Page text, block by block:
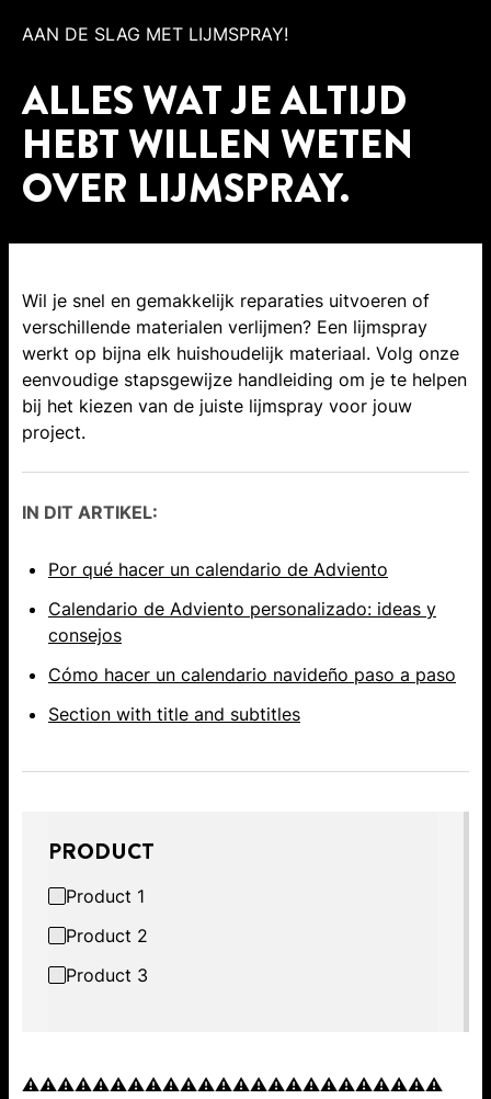
AAN DE SLAG MET LIJMSPRAY!
ALLES WAT JE ALTIJD
HEBT WILLEN WETEN
OVER LIJMSPRAY.
Wil je snel en gemakkelijk reparaties uitvoeren of
verschillende materialen verlijmen? Een lijmspray
werkt op bijna elk huishoudelijk materiaal. Volg onze
eenvoudige stapsgewijze handleiding om je te helpen
bij het kiezen van de juiste lijmspray voor jouw
project.
IN DIT ARTIKEL:
Por qué hacer un calendario de Adviento
Calendario de Adviento personalizado: ideas y
consejos
Cómo hacer un calendario navideño paso a paso
Section with title and subtitles
⚠️⚠️⚠️⚠️⚠️⚠️⚠️⚠️⚠️⚠️⚠️⚠️⚠️⚠️⚠️⚠️⚠️⚠️⚠️⚠️⚠️⚠️⚠️⚠️
PRODUCT
Product 1
Product 2
Product 3